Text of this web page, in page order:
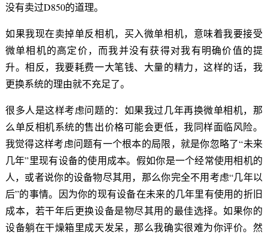
没有卖过D850的道理。
如果我现在卖掉单反相机，买入微单相机，意味着我要接受
微单相机的高定价，而我并没有获得对我有明确价值的提
升。相反，我要耗费一大笔钱、大量的精力，这样的话，我
更换系统的理由就不充足了。
很多人是这样考虑问题的：如果我过几年再换微单相机，那
么单反相机系统的售出价格可能会更低，我同样面临风险。
我觉得这样考虑问题有一个根本的局限，就是你忽略了“未来
几年”里现有设备的使用成本。假如你是一个经常使用相机的
人，或者说你的设备物尽其用，那么你完全不用考虑“几年以
后”的事情。因为你的现有设备在未来的几年里有使用的折旧
成本，若干年后更换设备是物尽其用的最佳选择。如果你的
设备躺在干燥箱里成天发呆，那么我确实很难为你评价。然